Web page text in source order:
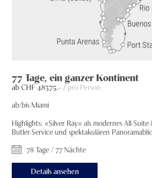
77 Tage, ein ganzer Kontinent
ab CHF48375.– /pro Person
ab/bis Miami
Highlights: «Silver Ray» als modernes All-
Butler-Service und spektakulären
78 Tage / 77 Nächte
Details ansehen